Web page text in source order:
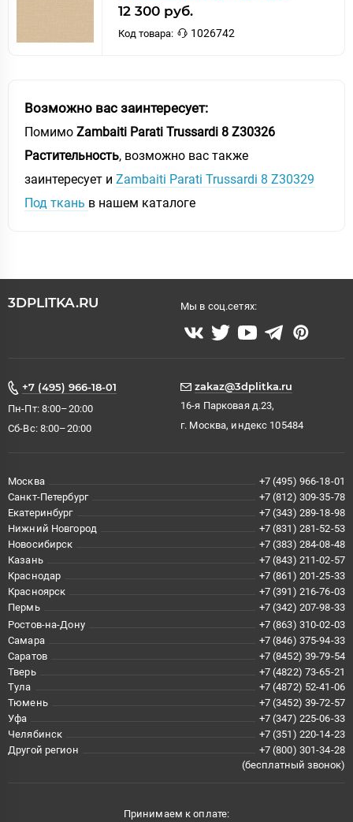
12 300 руб.
Код товара: 1026742
Возможно вас заинтересует:
Помимо Zambaiti Parati Trussardi 8 Z30326
Растительность, возможно вас также
заинтересует и Zambaiti Parati Trussardi 8 Z30329
Под ткань в нашем каталоге
3DPLITKA.RU Мы в соц.сетях:
+7 (495) 966-18-01
Пн-Пт: 8:00–20:00
Сб-Вс: 8:00–20:00
zakaz@3dplitka.ru
16-я Парковая д.23,
г. Москва, индекс 105484
Москва
+7 (495) 966-18-01
Санкт-Петербург
+7 (812) 309-35-78
Екатеринбург
+7 (343) 289-18-98
Нижний Новгород
+7 (831) 281-52-53
Новосибирск
+7 (383) 284-08-48
Казань
+7 (843) 211-02-57
Краснодар
+7 (861) 201-25-33
Красноярск
+7 (391) 216-76-03
Пермь
+7 (342) 207-98-33
Ростов-на-Дону
+7 (863) 310-02-03
Самара
+7 (846) 375-94-33
Саратов
+7 (8452) 39-79-54
Тверь
+7 (4822) 73-65-21
Тула
+7 (4872) 52-41-06
Тюмень
+7 (3452) 39-72-57
Уфа
+7 (347) 225-06-33
Челябинск
+7 (351) 220-14-23
Другой регион
+7 (800) 301-34-28
(бесплатный звонок)
Принимаем к оплате: